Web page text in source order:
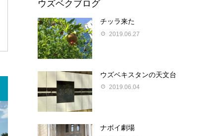
ウズベクブログ
チッラ来た
2019.06.27
ウズベキスタンの天文台
2019.06.04
ナボイ劇場